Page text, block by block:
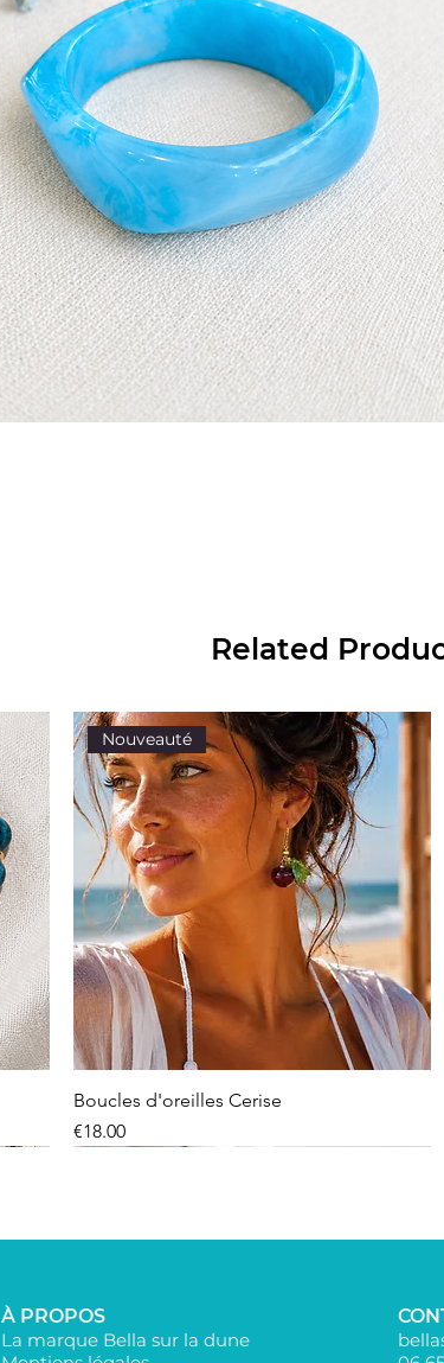
Related
Nouveauté
Boucles d'oreilles Cerise
Price
€18.00
À PROPOS
La marque Bella sur la dune